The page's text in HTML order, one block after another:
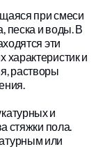
при смеси
песка и воды. В
эти
характеристик и
растворы
и
стяжки пола.
или